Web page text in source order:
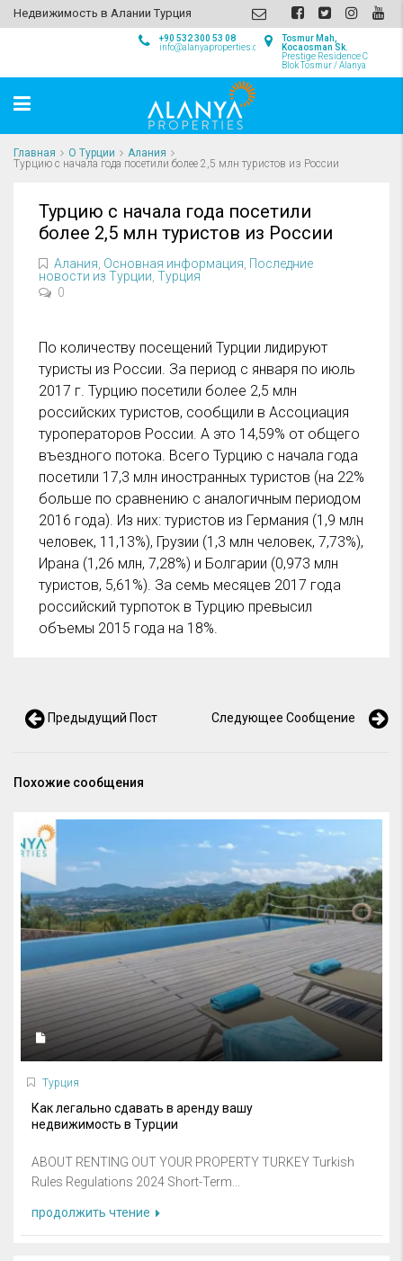
Недвижимость в Алании Турция
Tosmur Mah,
Kocaosman Sk.
Prestige Residence C
Blok Tosmur / Alanya
+90 532 300 53 08
info@alanyaproperties.com
Главная О Турции
Алания
Турцию с начала года посетили более 2,5 млн туристов из России
Турцию с начала года посетили
более 2,5 млн туристов из России
Алания Основная информация Последние
новости из Турции Турция
0
По количеству посещений Турции лидируют
туристы из России. За период с января по июль
2017 г. Турцию посетили более 2,5 млн
российских туристов, сообщили в Ассоциация
туроператоров России. А это 14,59% от общего
въездного потока. Всего Турцию с начала года
посетили 17,3 млн иностранных туристов (на 22%
больше по сравнению с аналогичным периодом
2016 года). Из них: туристов из Германия (1,9 млн
человек, 11,13%), Грузии (1,3 млн человек, 7,73%),
Ирана (1,26 млн, 7,28%) и Болгарии (0,973 млн
туристов, 5,61%). За семь месяцев 2017 года
российский турпоток в Турцию превысил
объемы 2015 года на 18%.
Предыдущий Пост Следующее Сообщение
Похожие сообщения
Турция
Как легально сдавать в аренду вашу
недвижимость в Турции
ABOUT RENTING OUT YOUR PROPERTY TURKEY Turkish
Rules Regulations 2024 Short-Term...
продолжить чтение